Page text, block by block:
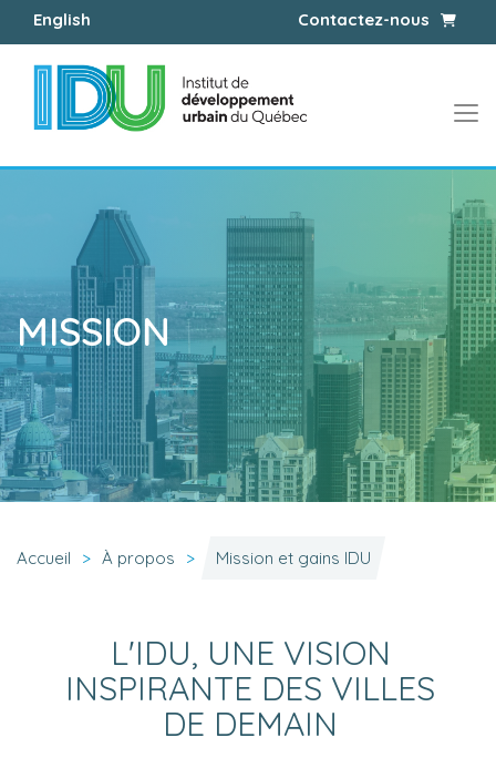
English Contactez-nous Panier
MISSION
Accueil À propos Mission et gains IDU
L'IDU, UNE VISION
INSPIRANTE DES VILLES
DE DEMAIN